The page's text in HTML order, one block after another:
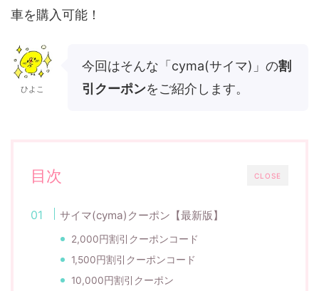
車を購入可能！
ひよこ
今回はそんな「cyma(サイマ)」の割
引クーポンをご紹介します。
CLOSE
目次
サイマ(cyma)クーポン【最新版】
2,000円割引クーポンコード
1,500円割引クーポンコード
10,000円割引クーポン